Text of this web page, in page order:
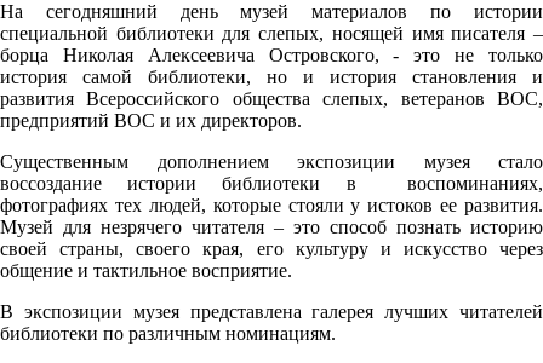
На сегодняшний день музей материалов по истории
специальной библиотеки для слепых, носящей имя писателя –
борца Николая Алексеевича Островского, - это не только
история самой библиотеки, но и история становления и
развития Всероссийского общества слепых, ветеранов ВОС,
предприятий ВОС и их директоров.
Существенным дополнением экспозиции музея стало
воссоздание истории библиотеки в воспоминаниях,
фотографиях тех людей, которые стояли у истоков ее развития.
Музей для незрячего читателя – это способ познать историю
своей страны, своего края, его культуру и искусство через
общение и тактильное восприятие.
В экспозиции музея представлена галерея лучших читателей
библиотеки по различным номинациям.